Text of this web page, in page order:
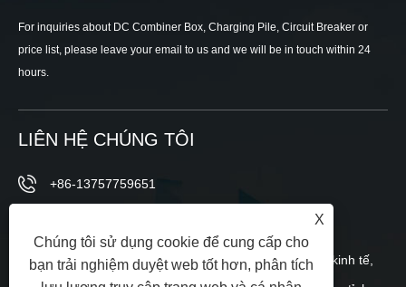
For inquiries about DC Combiner Box, Charging Pile, Circuit Breaker or
price list, please leave your email to us and we will be in touch within 24
hours.
LIÊN HỆ CHÚNG TÔI
+86-13757759651
Phía đông số 148, đường Wei 12, Khu phát triển kinh tế,
X
Chúng tôi sử dụng cookie để cung cấp cho
bạn trải nghiệm duyệt web tốt hơn, phân tích